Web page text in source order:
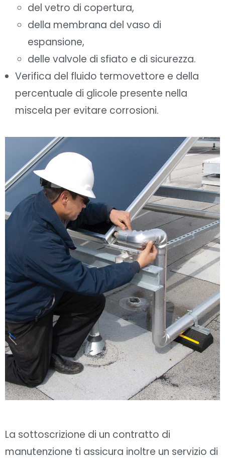
del vetro di copertura,
della membrana del vaso di
espansione,
delle valvole di sfiato e di sicurezza.
Verifica del fluido termovettore e della
percentuale di glicole presente nella
miscela per evitare corrosioni.
La sottoscrizione di un contratto di
manutenzione ti assicura inoltre un servizio di